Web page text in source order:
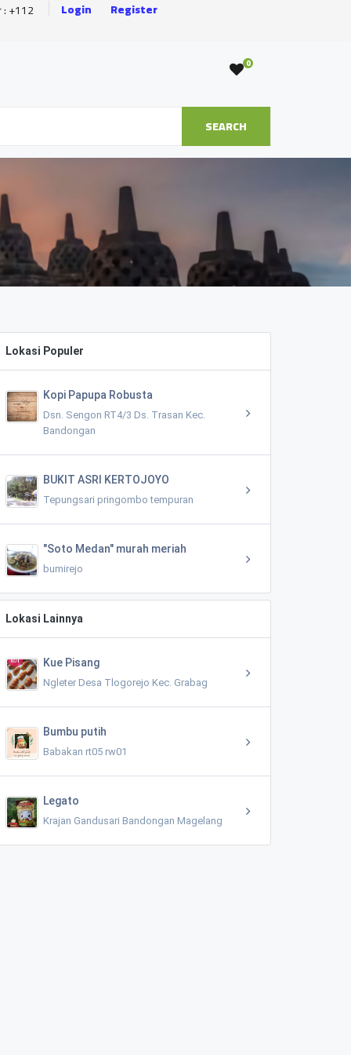
: +112 Login Register
0
SEARCH
Lokasi Populer
Kopi Papupa Robusta
Dsn. Sengon RT4/3 Ds. Trasan Kec.
Bandongan
BUKIT ASRI KERTOJOYO
Tepungsari pringombo tempuran
"Soto Medan" murah meriah
bumirejo
Lokasi Lainnya
Kue Pisang
Ngleter Desa Tlogorejo Kec. Grabag
Bumbu putih
Babakan rt05 rw01
Legato
Krajan Gandusari Bandongan Magelang